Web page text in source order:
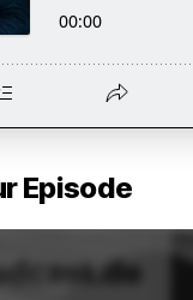
Episode